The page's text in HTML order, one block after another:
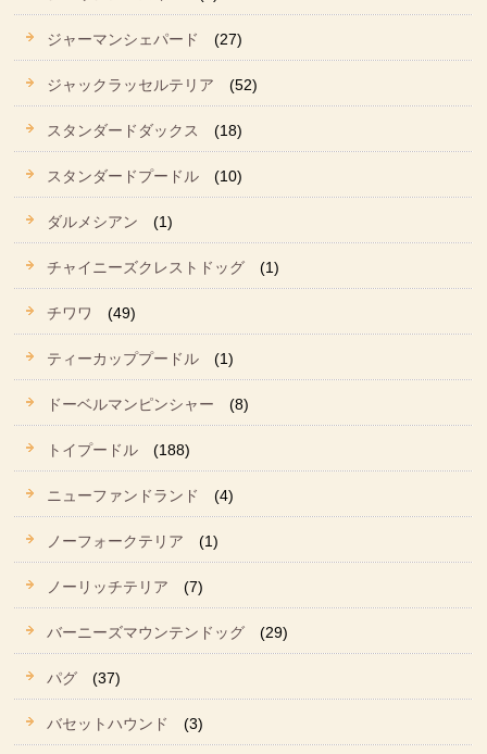
ジャーマンシェパード (27)
ジャックラッセルテリア (52)
スタンダードダックス (18)
スタンダードプードル (10)
ダルメシアン (1)
チャイニーズクレストドッグ (1)
チワワ (49)
ティーカッププードル (1)
ドーベルマンピンシャー (8)
トイプードル (188)
ニューファンドランド (4)
ノーフォークテリア (1)
ノーリッチテリア (7)
バーニーズマウンテンドッグ (29)
パグ (37)
バセットハウンド (3)